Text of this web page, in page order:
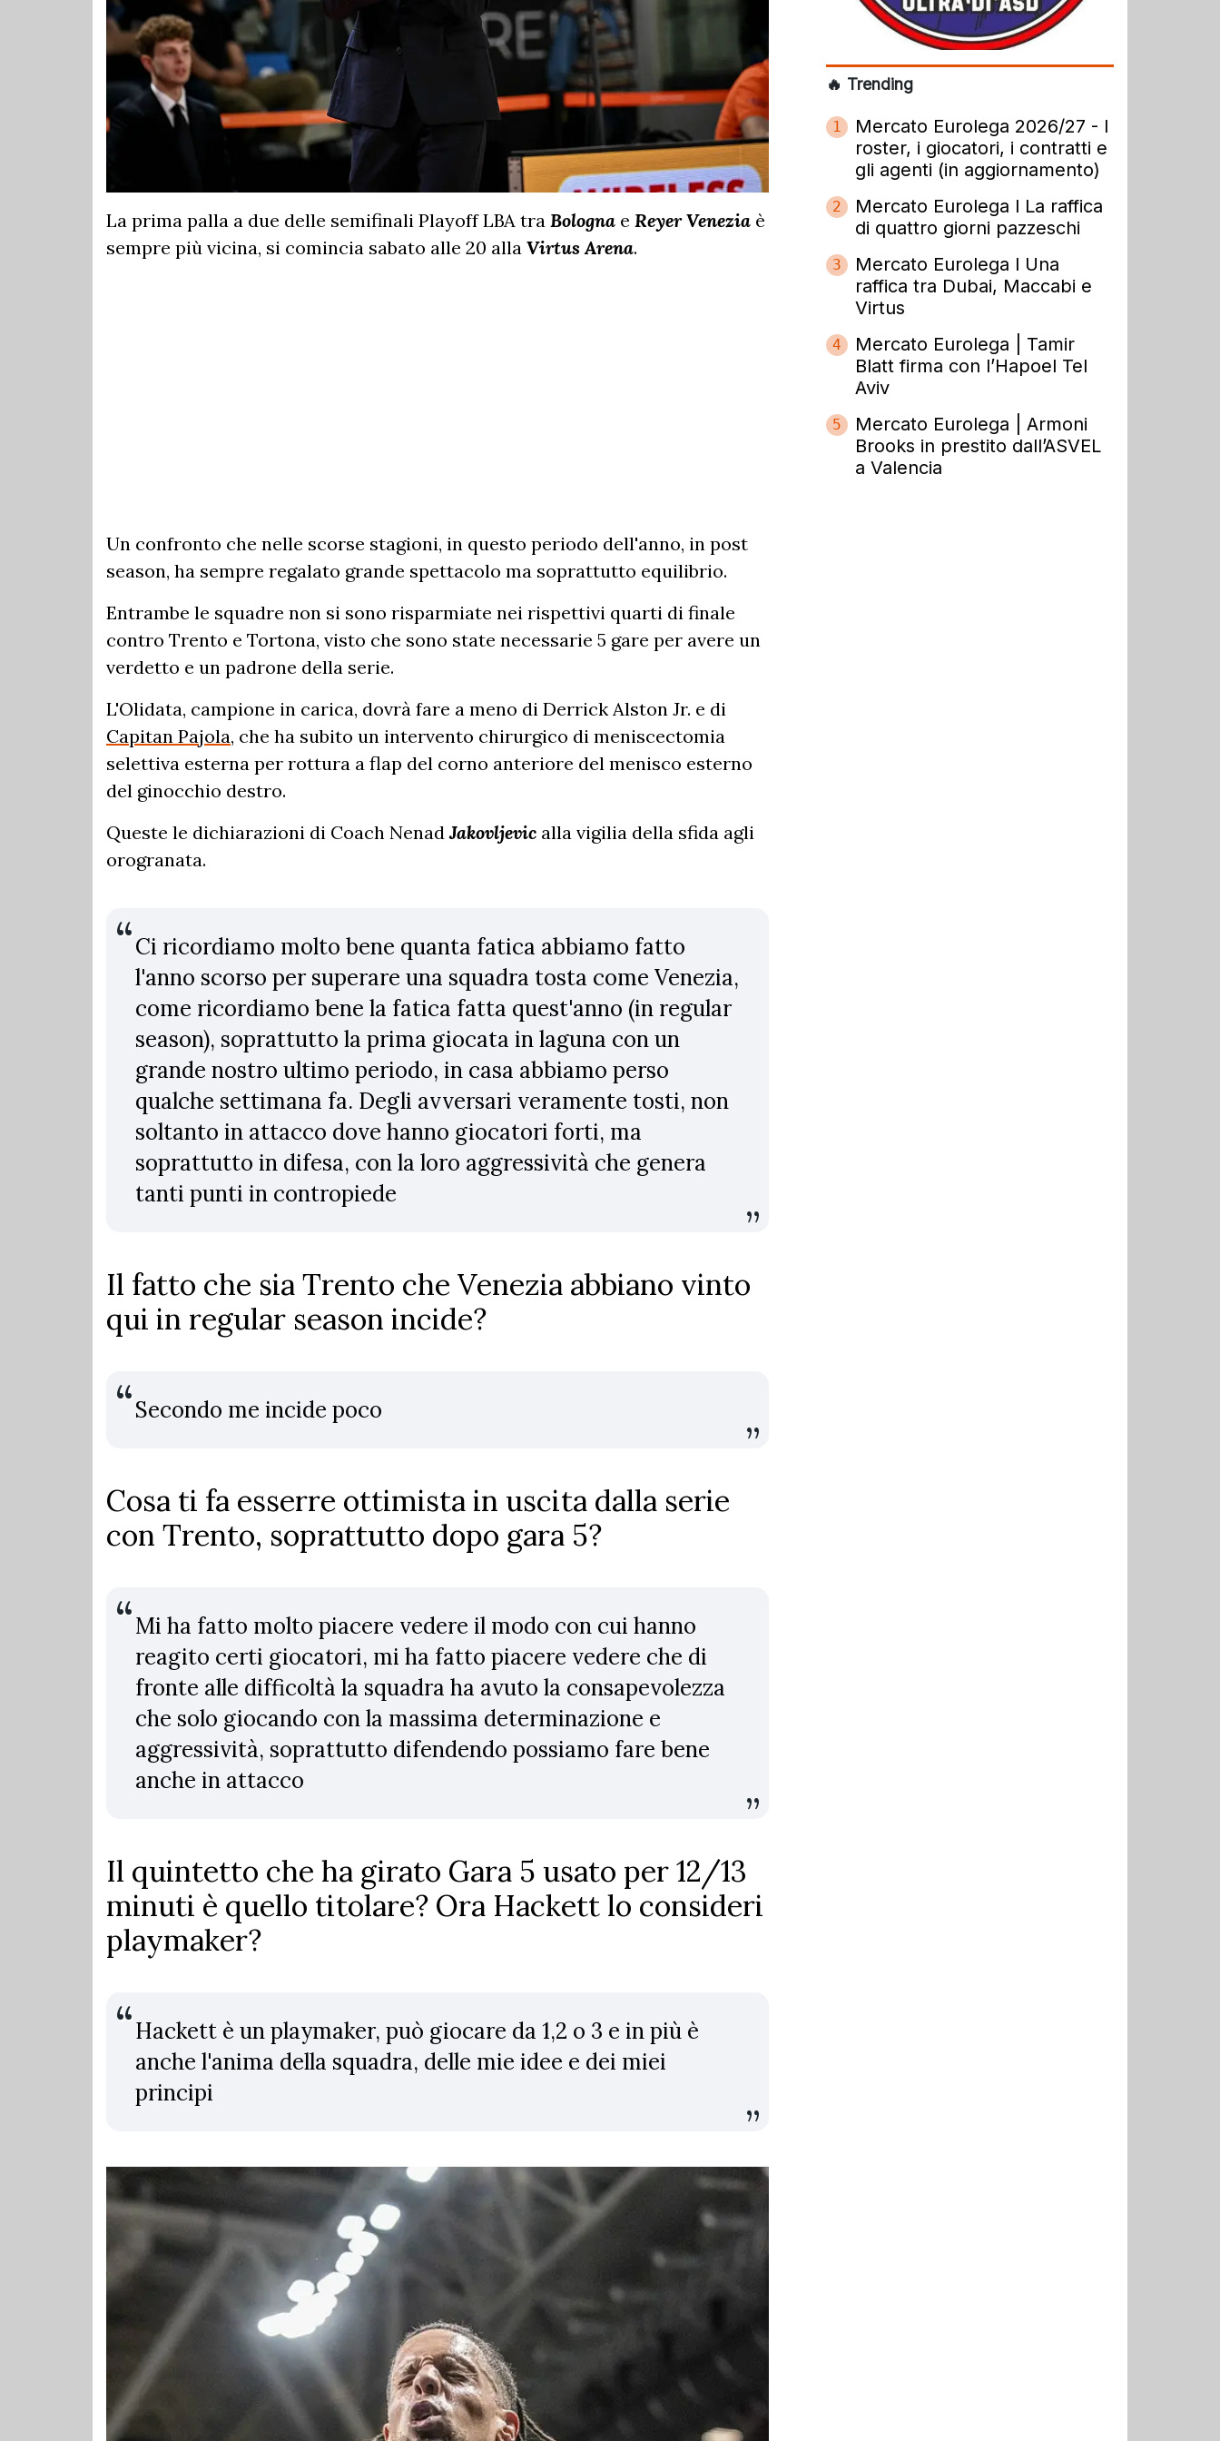
La prima palla a due delle semifinali Playoff LBA tra Bologna e Reyer Venezia è
sempre più vicina, si comincia sabato alle 20 alla Virtus Arena.
Un confronto che nelle scorse stagioni, in questo periodo dell'anno, in post
season, ha sempre regalato grande spettacolo ma soprattutto equilibrio.
Entrambe le squadre non si sono risparmiate nei rispettivi quarti di finale
contro Trento e Tortona, visto che sono state necessarie 5 gare per avere un
verdetto e un padrone della serie.
L'Olidata, campione in carica, dovrà fare a meno di Derrick Alston Jr. e di
Capitan Pajola, che ha subito un intervento chirurgico di meniscectomia
selettiva esterna per rottura a flap del corno anteriore del menisco esterno
del ginocchio destro.
Queste le dichiarazioni di Coach NenadJakovljevic alla vigilia della sfida agli
orogranata.
Ci ricordiamo molto bene quanta fatica abbiamo fatto
l'anno scorso per superare una squadra tosta come Venezia,
come ricordiamo bene la fatica fatta quest'anno (in regular
season), soprattutto la prima giocata in laguna con un
grande nostro ultimo periodo, in casa abbiamo perso
qualche settimana fa. Degli avversari veramente tosti, non
soltanto in attacco dove hanno giocatori forti, ma
soprattutto in difesa, con la loro aggressività che genera
tanti punti in contropiede
Il fatto che sia Trento che Venezia abbiano vinto
qui in regular season incide?
Secondo me incide poco
Cosa ti fa esserre ottimista in uscita dalla serie
con Trento, soprattutto dopo gara 5?
Mi ha fatto molto piacere vedere il modo con cui hanno
reagito certi giocatori, mi ha fatto piacere vedere che di
fronte alle difficoltà la squadra ha avuto la consapevolezza
che solo giocando con la massima determinazione e
aggressività, soprattutto difendendo possiamo fare bene
anche in attacco
Il quintetto che ha girato Gara 5 usato per 12/13
minuti è quello titolare? Ora Hackett lo consideri
playmaker?
Hackett è un playmaker, può giocare da 1,2 o 3 e in più è
anche l'anima della squadra, delle mie idee e dei miei
principi
🔥 Trending
1
Mercato Eurolega 2026/27 - I
roster, i giocatori, i contratti e
gli agenti (in aggiornamento)
2
Mercato Eurolega l La raffica
di quattro giorni pazzeschi
3
Mercato Eurolega l Una
raffica tra Dubai, Maccabi e
Virtus
4
Mercato Eurolega | Tamir
Blatt firma con l’Hapoel Tel
Aviv
5
Mercato Eurolega | Armoni
Brooks in prestito dall’ASVEL
a Valencia